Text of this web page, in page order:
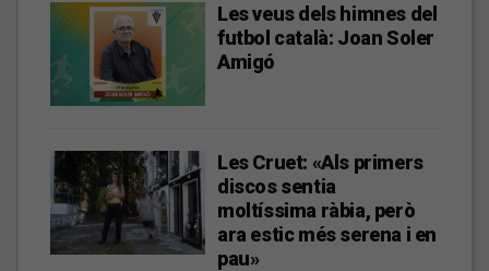
Les veus dels himnes del
futbol català: Joan Soler
Amigó
Les Cruet: «Als primers
discos sentia
moltíssima ràbia, però
ara estic més serena i en
pau»